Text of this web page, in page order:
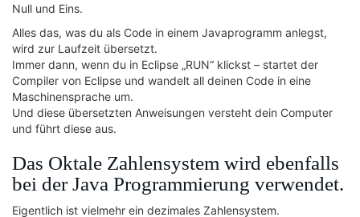
Null und Eins.
Alles das, was du als Code in einem Javaprogramm anlegst,
wird zur Laufzeit übersetzt.
Immer dann, wenn du in Eclipse „RUN“ klickst – startet der
Compiler von Eclipse und wandelt all deinen Code in eine
Maschinensprache um.
Und diese übersetzten Anweisungen versteht dein Computer
und führt diese aus.
Das Oktale Zahlensystem wird ebenfalls
bei der Java Programmierung verwendet.
Eigentlich ist vielmehr ein dezimales Zahlensystem.